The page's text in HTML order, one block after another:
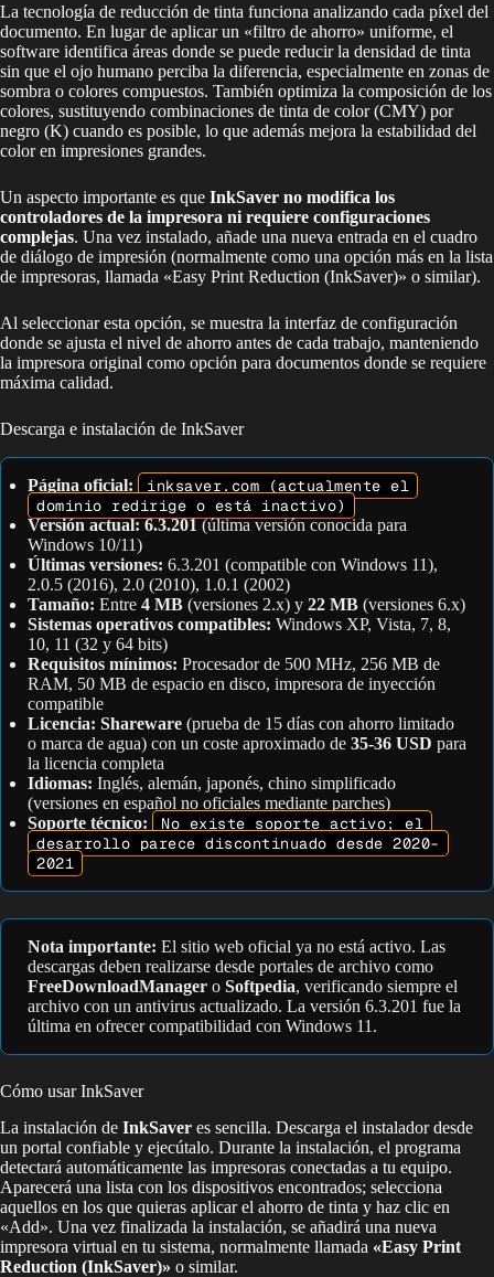
La tecnología de reducción de tinta funciona analizando cada píxel del
documento. En lugar de aplicar un «filtro de ahorro» uniforme, el
software identifica áreas donde se puede reducir la densidad de tinta
sin que el ojo humano perciba la diferencia, especialmente en zonas de
sombra o colores compuestos. También optimiza la composición de los
colores, sustituyendo combinaciones de tinta de color (CMY) por
negro (K) cuando es posible, lo que además mejora la estabilidad del
color en impresiones grandes.
Un aspecto importante es que InkSaver no modifica los
controladores de la impresora ni requiere configuraciones
complejas. Una vez instalado, añade una nueva entrada en el cuadro
de diálogo de impresión (normalmente como una opción más en la lista
de impresoras, llamada «Easy Print Reduction (InkSaver)» o similar).
Al seleccionar esta opción, se muestra la interfaz de configuración
donde se ajusta el nivel de ahorro antes de cada trabajo, manteniendo
la impresora original como opción para documentos donde se requiere
máxima calidad.
Descarga e instalación de InkSaver
Página oficial:
inksaver.com (actualmente el
dominio redirige o está inactivo)
Versión actual: 6.3.201(última versión conocida para
Windows 10/11)
Últimas versiones: 6.3.201 (compatible con Windows 11),
2.0.5 (2016), 2.0 (2010), 1.0.1 (2002)
Tamaño: Entre 4 MB (versiones 2.x) y 22 MB (versiones 6.x)
Sistemas operativos compatibles: Windows XP, Vista, 7, 8,
10, 11 (32 y 64 bits)
Requisitos mínimos: Procesador de 500 MHz, 256 MB de
RAM, 50 MB de espacio en disco, impresora de inyección
compatible
Licencia: Shareware (prueba de 15 días con ahorro limitado
o marca de agua) con un coste aproximado de 35-36 USD para
la licencia completa
Idiomas: Inglés, alemán, japonés, chino simplificado
(versiones en español no oficiales mediante parches)
Soporte técnico:
No existe soporte activo; el
desarrollo parece discontinuado desde 2020-
2021
Nota importante: El sitio web oficial ya no está activo. Las
descargas deben realizarse desde portales de archivo como
FreeDownloadManager o Softpedia, verificando siempre el
archivo con un antivirus actualizado. La versión 6.3.201 fue la
última en ofrecer compatibilidad con Windows 11.
Cómo usar InkSaver
La instalación de InkSaver es sencilla. Descarga el instalador desde
un portal confiable y ejecútalo. Durante la instalación, el programa
detectará automáticamente las impresoras conectadas a tu equipo.
Aparecerá una lista con los dispositivos encontrados; selecciona
aquellos en los que quieras aplicar el ahorro de tinta y haz clic en
«Add». Una vez finalizada la instalación, se añadirá una nueva
impresora virtual en tu sistema, normalmente llamada «Easy Print
Reduction (InkSaver)» o similar.